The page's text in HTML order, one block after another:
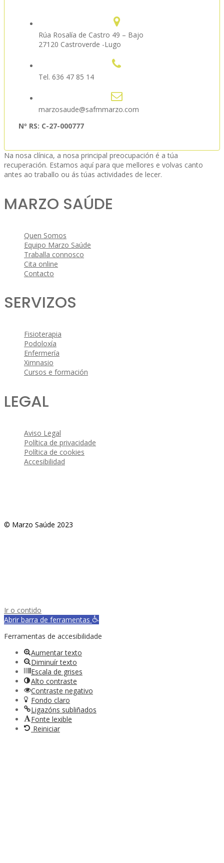
Rúa Rosalía de Castro 49 – Bajo
27120 Castroverde -Lugo
Tel. 636 47 85 14
marzosaude@safmmarzo.com
Nº RS: C-27-000777
Na nosa clínica, a nosa principal preocupación é a túa
recuperación. Estamos aquí para que mellores e volvas canto
antes ao traballo ou ás túas actividades de lecer.
MARZO SAÚDE
Quen Somos
Equipo Marzo Saúde
Traballa connosco
Cita online
Contacto
SERVIZOS
Fisioterapia
Podoloxía
Enfermería
Ximnasio
Cursos e formación
LEGAL
Aviso Legal
Política de privacidade
Política de cookies
Accesibilidad
© Marzo Saúde 2023
Ir o contido
Abrir barra de ferramentas
Ferramentas de accesibilidade
Aumentar texto
Diminuír texto
Escala de grises
Alto contraste
Contraste negativo
Fondo claro
Ligazóns subliñados
Fonte lexible
Reiniciar